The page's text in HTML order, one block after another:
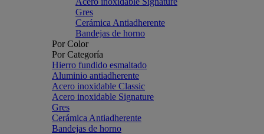
Gres
Cerámica Antiadherente
Bandejas de horno
Por Color
Por Categoría
Hierro fundido esmaltado
Aluminio antiadherente
Acero inoxidable Classic
Acero inoxidable Signature
Gres
Cerámica Antiadherente
Bandejas de horno